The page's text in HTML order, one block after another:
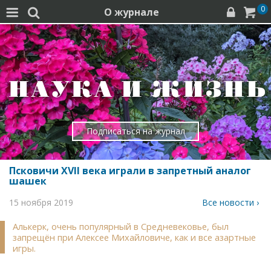
  О журнале   0
Подписаться на журнал
Псковичи XVII века играли в запретный аналог
шашек
15 ноября 2019 Все новости ›
Алькерк, очень популярный в Средневековье, был
запрещён при Алексее Михайловиче, как и все азартные
игры.